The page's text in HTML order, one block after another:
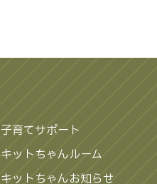
子育てサポート
キットちゃんルーム
キットちゃんお知らせ